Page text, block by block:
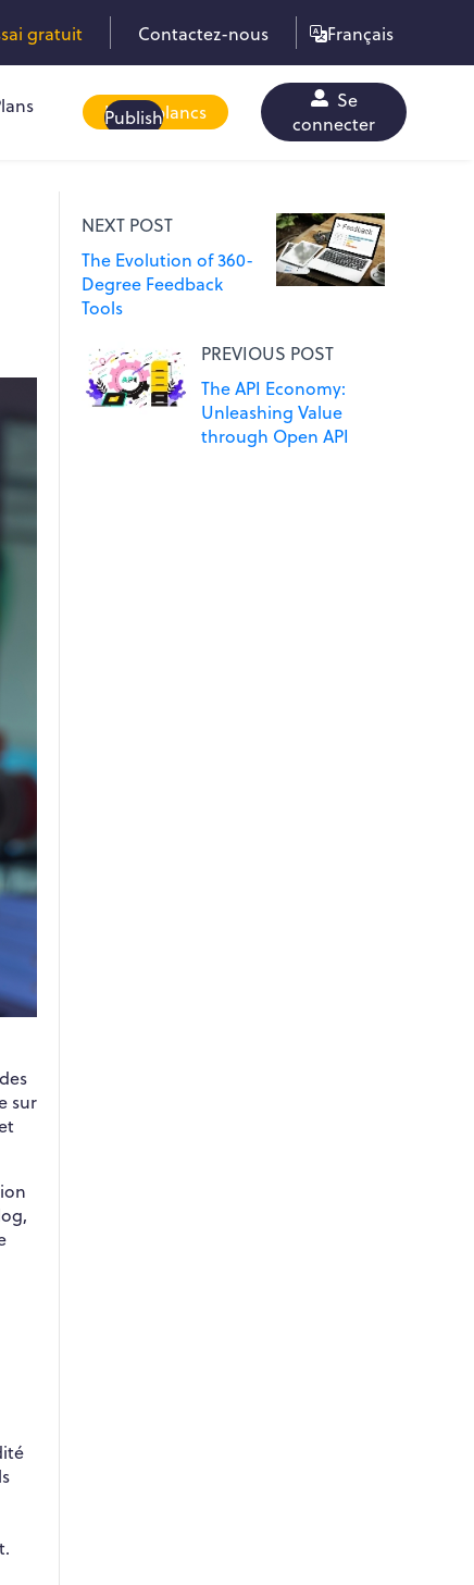
gratuit Contactez-nous Français
Publish
Livres blancs
Se
connecter
sur
NEXT POST
The Evolution of 360-
Degree Feedback
Tools
PREVIOUS POST
The API Economy:
Unleashing Value
through Open API